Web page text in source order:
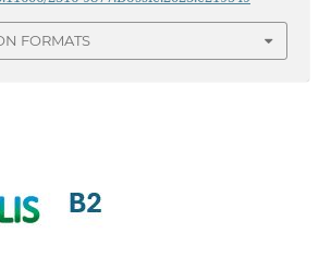
FORMATS